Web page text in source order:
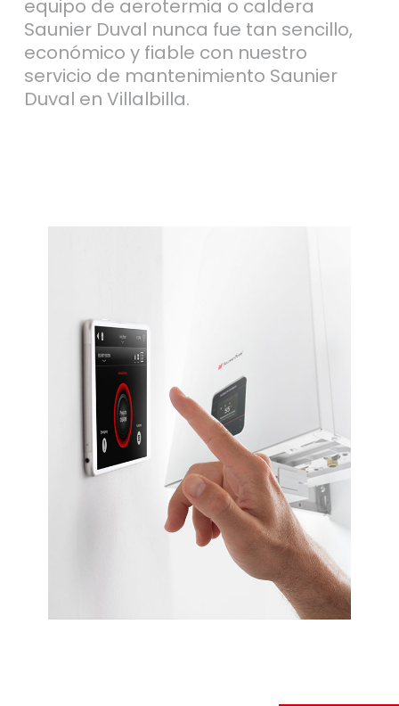
equipo de aerotermia o caldera
Saunier Duval nunca fue tan sencillo,
económico y fiable con nuestro
servicio de mantenimiento Saunier
Duval en Villalbilla.